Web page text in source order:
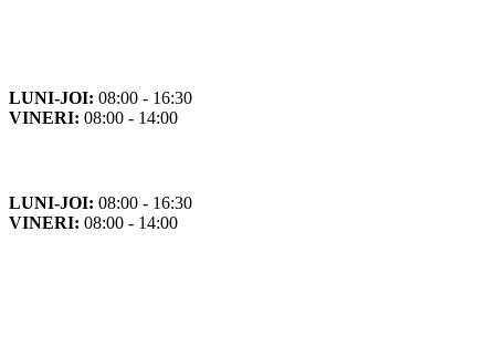
LUNI-JOI: 08:00 - 16:30
VINERI: 08:00 - 14:00
LUNI-JOI: 08:00 - 16:30
VINERI: 08:00 - 14:00